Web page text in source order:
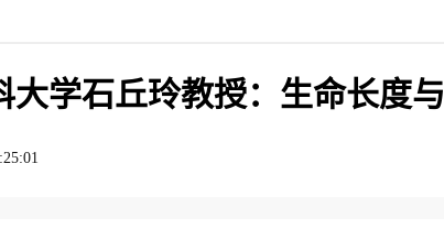
大学石丘玲教授：生命长度